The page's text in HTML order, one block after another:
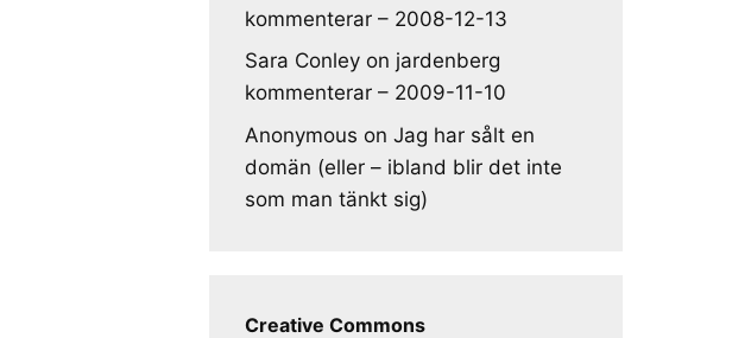
kommenterar – 2008-12-13
Sara Conley on jardenberg
kommenterar – 2009-11-10
Anonymous on Jag har sålt en
domän (eller – ibland blir det inte
som man tänkt sig)
Creative Commons